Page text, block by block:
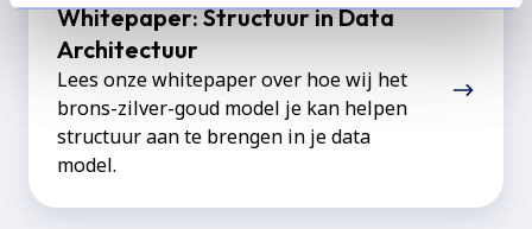
Whitepaper: Structuur in Data
Architectuur
Lees onze whitepaper over hoe wij het
brons-zilver-goud model je kan helpen
structuur aan te brengen in je data
model.